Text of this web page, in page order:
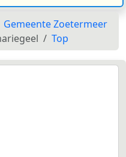
Gemeente Zoetermeer
Top